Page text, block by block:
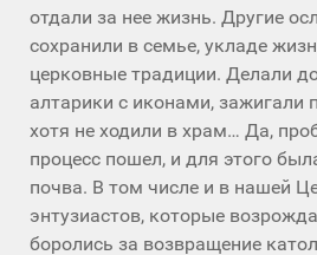
отдали за нее жизнь. Другие
сохранили в семье, укладе
церковные традиции. Делали
алтарики с иконами, зажигали
хотя не ходили в храм… Да,
процесс пошел, и для этого
почва. В том числе и в нашей
энтузиастов, которые
боролись за возвращение